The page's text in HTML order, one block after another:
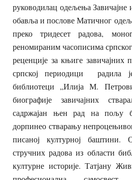
руководилац одељења Завичајне
обавља и послове Матичног
преко тридесет радова,
реномираним часописима
реценције за књиге завичајних
српској периодици радила
библиотеци „Илија М.
биографије завичајних
садржајан њен рад на пољу
дорпинео стварању
писаној културној баштини.
стручних радова из области
културне историје. Татјану